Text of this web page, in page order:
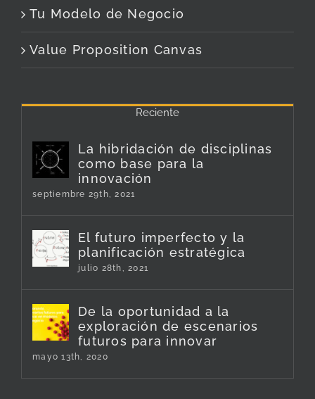
Tu Modelo de Negocio
Value Proposition Canvas
Reciente
La hibridación de disciplinas
como base para la
innovación
septiembre 29th, 2021
El futuro imperfecto y la
planificación estratégica
julio 28th, 2021
De la oportunidad a la
exploración de escenarios
futuros para innovar
mayo 13th, 2020